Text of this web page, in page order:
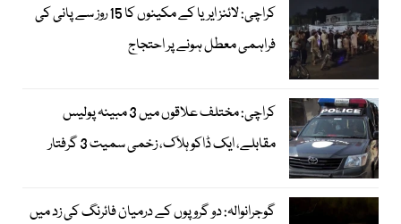
کراچی: لائنز ایریا کے مکینوں کا 15 روز سے پانی کی
فراہمی معطل ہونے پر احتجاج
کراچی: مختلف علاقوں میں 3 مبینہ پولیس
مقابلے، ایک ڈاکو ہلاک، زخمی سمیت 3 گرفتار
گوجرانوالہ: دو گروپوں کے درمیان فائرنگ کی زد میں